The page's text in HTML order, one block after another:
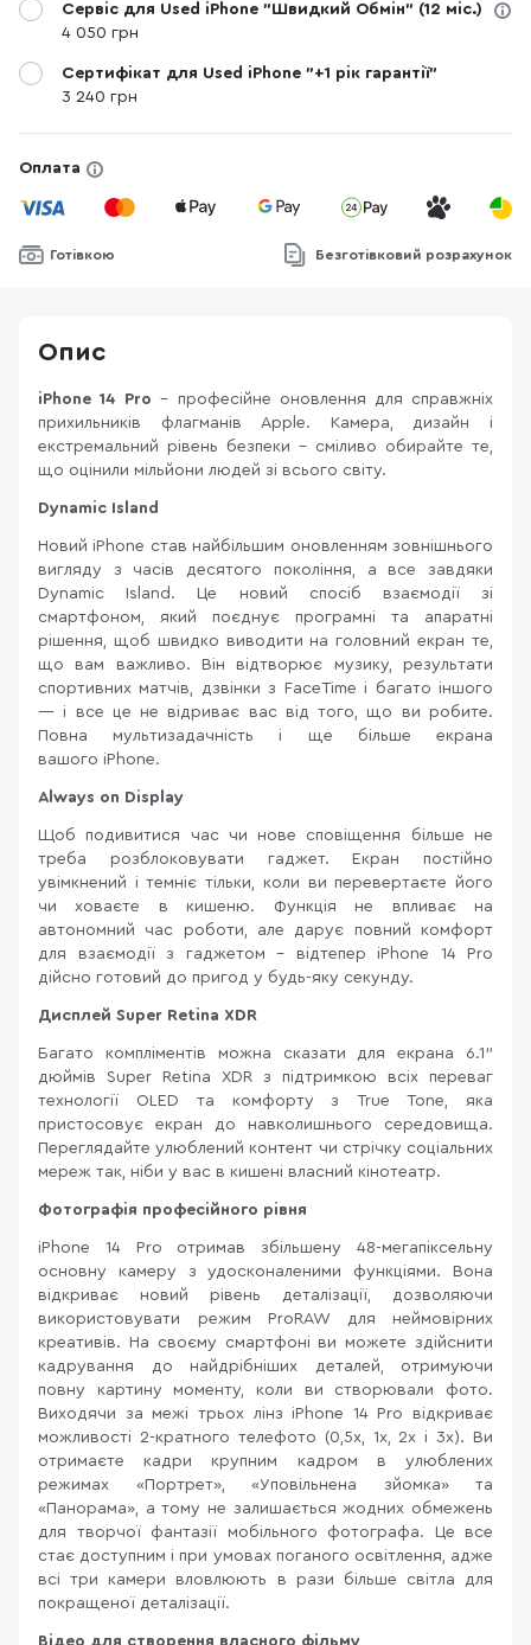
Сервіс для Used iPhone "Швидкий Обмін" (12 міс.)
4 050 грн
Сертифікат для Used iPhone "+1 рік гарантії"
3 240 грн
Оплата
Готівкою Безготівковий розрахунок
Опис
iPhone 14 Pro – професійне оновлення для справжніх
прихильників флагманів Apple. Камера, дизайн і
екстремальний рівень безпеки – сміливо обирайте те,
що оцінили мільйони людей зі всього світу.
Dynamic Island
Новий iPhone став найбільшим оновленням зовнішнього
вигляду з часів десятого покоління, а все завдяки
Dynamic Island. Це новий спосіб взаємодії зі
смартфоном, який поєднує програмні та апаратні
рішення, щоб швидко виводити на головний екран те,
що вам важливо. Він відтворює музику, результати
спортивних матчів, дзвінки з FaceTime і багато іншого
— і все це не відриває вас від того, що ви робите.
Повна мультизадачність і ще більше екрана
вашого iPhone.
Always on Display
Щоб подивитися час чи нове сповіщення більше не
треба розблоковувати гаджет. Екран постійно
увімкнений і темніє тільки, коли ви перевертаєте його
чи ховаєте в кишеню. Функція не впливає на
автономний час роботи, але дарує повний комфорт
для взаємодії з гаджетом – відтепер iPhone 14 Pro
дійсно готовий до пригод у будь-яку секунду.
Дисплей Super Retina XDR
Багато компліментів можна сказати для екрана 6.1"
дюймів Super Retina XDR з підтримкою всіх переваг
технології OLED та комфорту з True Tone, яка
пристосовує екран до навколишнього середовища.
Переглядайте улюблений контент чи стрічку соціальних
мереж так, ніби у вас в кишені власний кінотеатр.
Фотографія професійного рівня
iPhone 14 Pro отримав збільшену 48-мегапіксельну
основну камеру з удосконаленими функціями. Вона
відкриває новий рівень деталізації, дозволяючи
використовувати режим ProRAW для неймовірних
креативів. На своєму смартфоні ви можете здійснити
кадрування до найдрібніших деталей, отримуючи
повну картину моменту, коли ви створювали фото.
Виходячи за межі трьох лінз iPhone 14 Pro відкриває
можливості 2-кратного телефото (0,5x, 1x, 2x і 3x). Ви
отримаєте кадри крупним кадром в улюблених
режимах «Портрет», «Уповільнена зйомка» та
«Панорама», а тому не залишається жодних обмежень
для творчої фантазії мобільного фотографа. Це все
стає доступним і при умовах поганого освітлення, адже
всі три камери вловлюють в рази більше світла для
покращеної деталізації.
Відео для створення власного фільму